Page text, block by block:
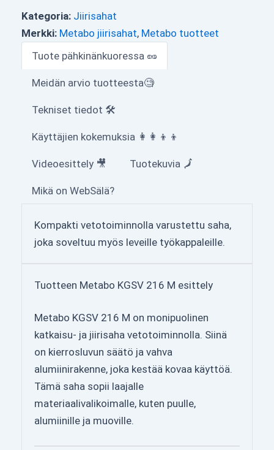
Kategoria: Jiirisahat
Merkki: Metabo jiirisahat, Metabo tuotteet
Tuote pähkinänkuoressa 🥜
Meidän arvio tuotteesta🧐
Tekniset tiedot 🛠
Käyttäjien kokemuksia 👩‍👩‍👦‍👦
Videoesittely 🎥 Tuotekuvia 🗾
Mikä on WebSälä?
Kompakti vetotoiminnolla varustettu saha,
joka soveltuu myös leveille työkappaleille.
Tuotteen Metabo KGSV 216 M esittely
Metabo KGSV 216 M on monipuolinen
katkaisu- ja jiirisaha vetotoiminnolla. Siinä
on kierrosluvun säätö ja vahva
alumiinirakenne, joka kestää kovaa käyttöä.
Tämä saha sopii laajalle
materiaalivalikoimalle, kuten puulle,
alumiinille ja muoville.